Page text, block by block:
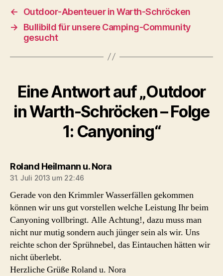
←
Outdoor-Abenteuer in Warth-Schröcken
→
Bullibild für unsere Camping-Community
gesucht
Eine Antwort auf „Outdoor
in Warth-Schröcken – Folge
1: Canyoning“
Roland Heilmann u. Norasagt:
31. Juli 2013 um 22:46
Gerade von den Krimmler Wasserfällen gekommen
können wir uns gut vorstellen welche Leistung Ihr beim
Canyoning vollbringt. Alle Achtung!, dazu muss man
nicht nur mutig sondern auch jünger sein als wir. Uns
reichte schon der Sprühnebel, das Eintauchen hätten wir
nicht überlebt.
Herzliche Grüße Roland u. Nora